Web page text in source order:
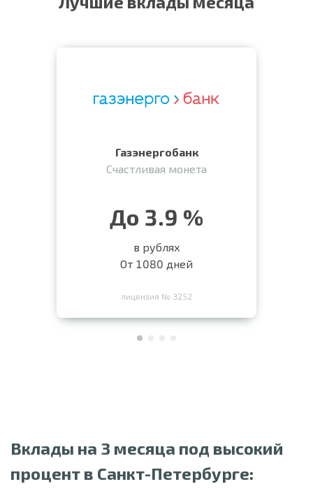
Газэнергобанк
Счастливая монета
До 3.9 %
в рублях
От 1080 дней
лицензия № 3252
Вклады на 3 месяца под высокий
процент в Санкт-Петербурге: